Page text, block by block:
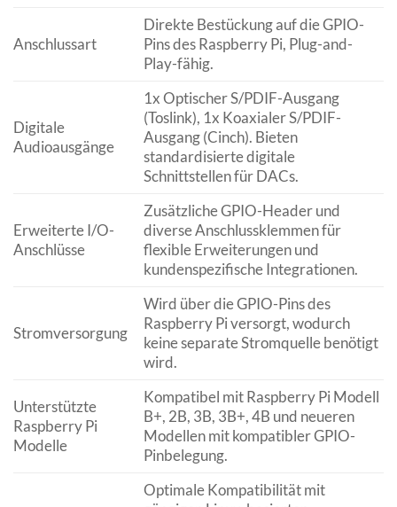
Anschlussart
Direkte Bestückung auf die GPIO-
Pins des Raspberry Pi, Plug-and-
Play-fähig.
Digitale
Audioausgänge
1x Optischer S/PDIF-Ausgang
(Toslink), 1x Koaxialer S/PDIF-
Ausgang (Cinch). Bieten
standardisierte digitale
Schnittstellen für DACs.
Erweiterte I/O-
Anschlüsse
Zusätzliche GPIO-Header und
diverse Anschlussklemmen für
flexible Erweiterungen und
kundenspezifische Integrationen.
Stromversorgung
Wird über die GPIO-Pins des
Raspberry Pi versorgt, wodurch
keine separate Stromquelle benötigt
wird.
Unterstützte
Raspberry Pi
Modelle
Kompatibel mit Raspberry Pi Modell
B+, 2B, 3B, 3B+, 4B und neueren
Modellen mit kompatibler GPIO-
Pinbelegung.
Optimale Kompatibilität mit